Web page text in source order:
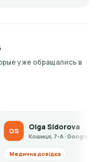
уже обращались в
Sidorova
7-А · Google
★